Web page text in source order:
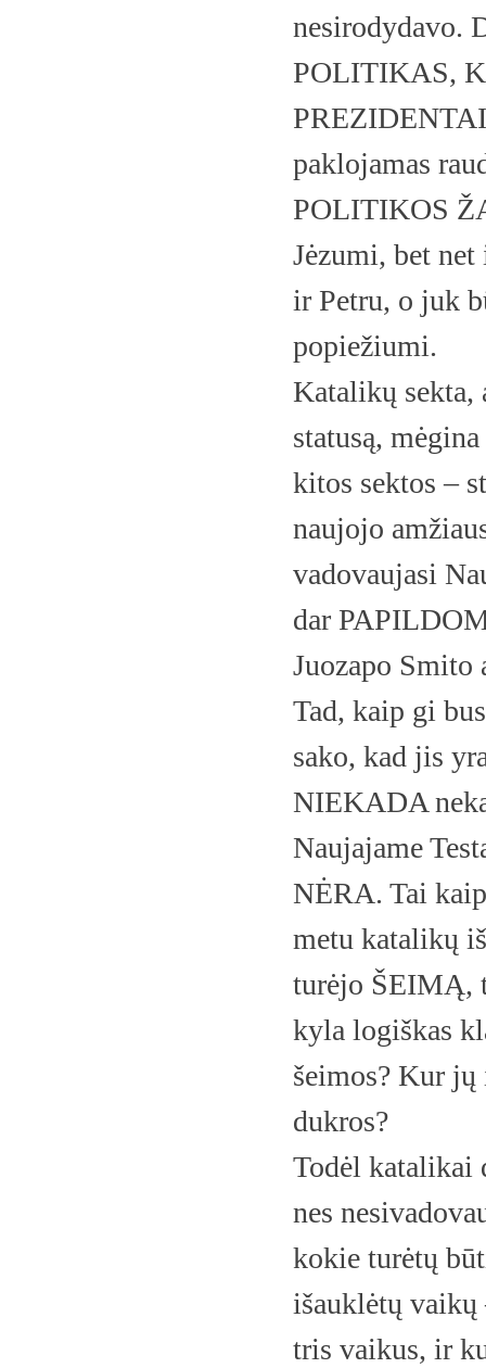
nesirodydavo.
POLITIKAS,
paklojamas
POLITIKOS
Jėzumi, bet
ir Petru, o juk
popiežiumi.
Katalikų sekta,
statusą,
kitos sektos –
naujojo
vadovaujasi
dar
Juozapo
Tad, kaip gi
sako, kad jis
NIEKADA
Naujajame
NĖRA. Tai
metu katalikų
turėjo ŠEIMĄ,
kyla logiškas
šeimos? Kur
dukros?
Todėl katalikai
nes
kokie turėtų
išauklėtų vaikų
tris vaikus, ir